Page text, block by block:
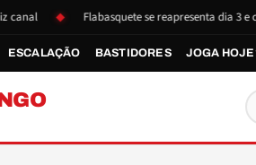
Flabasquete se reapresenta dia 3 e
ESCALAÇÃO BASTIDORES JOGA